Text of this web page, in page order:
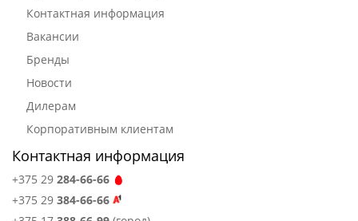
Контактная информация
Вакансии
Бренды
Новости
Дилерам
Корпоративным клиентам
Контактная информация
+375 29 284-66-66
+375 29 384-66-66